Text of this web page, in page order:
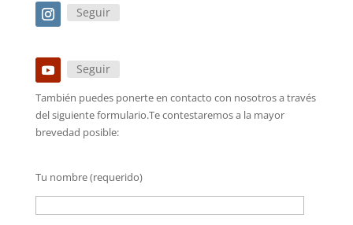
Seguir
Seguir
También puedes ponerte en contacto con nosotros a través
del siguiente formulario.Te contestaremos a la mayor
brevedad posible:
Tu nombre (requerido)